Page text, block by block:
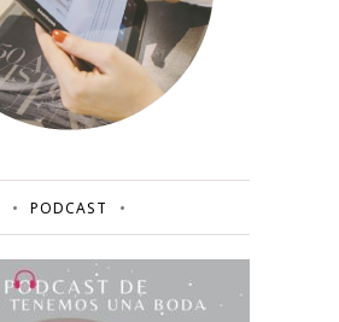
PODCAST